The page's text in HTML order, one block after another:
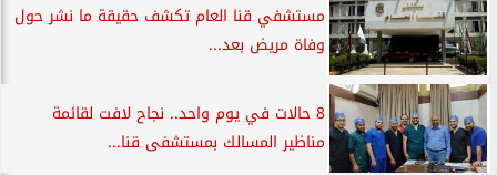
مستشفي قنا العام تكشف حقيقة ما نشر حول
وفاة مريض بعد...
8 حالات في يوم واحد.. نجاح لافت لقائمة
مناظير المسالك بمستشفى قنا...